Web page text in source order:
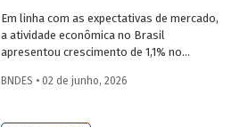
Em linha com as expectativas de mercado,
a atividade econômica no Brasil
apresentou crescimento de 1,1% no
imediatamente anterior, na série ajustada
BNDES • 02 de junho, 2026